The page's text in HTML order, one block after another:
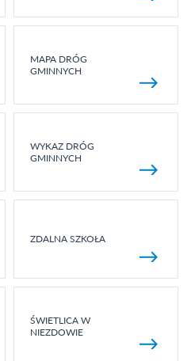
MAPA DRÓG
GMINNYCH
WYKAZ DRÓG
GMINNYCH
ZDALNA SZKOŁA
ŚWIETLICA W
NIEZDOWIE